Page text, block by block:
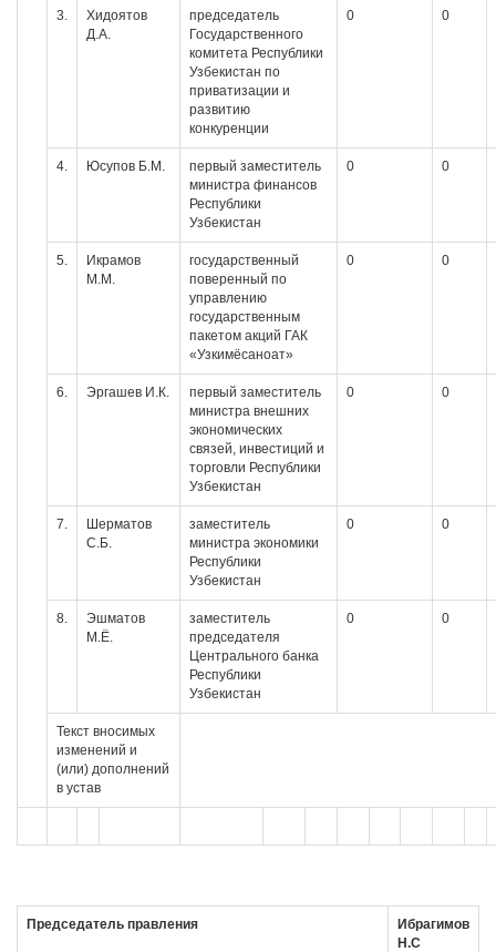
3.
Хидоятов
Д.А.
председатель
Государственного
комитета Республики
Узбекистан по
приватизации и
развитию
конкуренции
0 0
4. Юсупов Б.М.
первый заместитель
министра финансов
Республики
Узбекистан
0 0
5.
Икрамов
М.М.
государственный
поверенный по
управлению
государственным
пакетом акций ГАК
«Узкимёсаноат»
0 0
6. Эргашев И.К.
первый заместитель
министра внешних
экономических
связей, инвестиций и
торговли Республики
Узбекистан
0 0
7.
Шерматов
С.Б.
заместитель
министра экономики
Республики
Узбекистан
0 0
8.
Эшматов
М.Ё.
заместитель
председателя
Центрального банка
Республики
Узбекистан
0 0
Текст вносимых
изменений и
(или) дополнений
в устав
Председатель правления
Ибрагимов
Н.С